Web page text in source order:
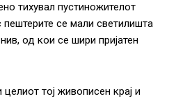
тихувал пустиножителот
се мали светилишта
од кои се шири пријатен
тој живописен крај и